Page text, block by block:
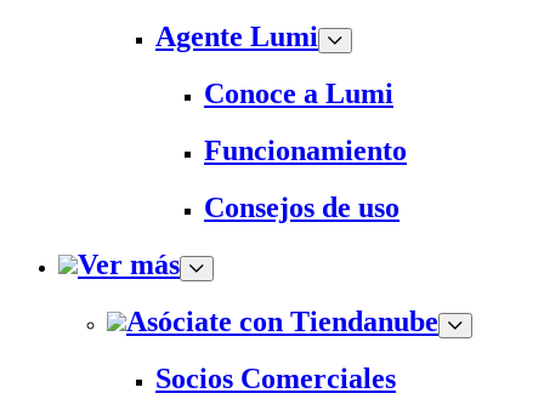
Agente Lumi
Conoce a Lumi
Funcionamiento
Consejos de uso
Ver más
Asóciate con Tiendanube
Socios Comerciales